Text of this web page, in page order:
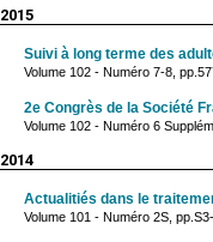
2015
Suivi à long terme des
Volume 102 - Numéro 7-8,
2e Congrès de la Société
Volume 102 - Numéro 6
2014
Actualitiés dans le
Volume 101 - Numéro 2S,